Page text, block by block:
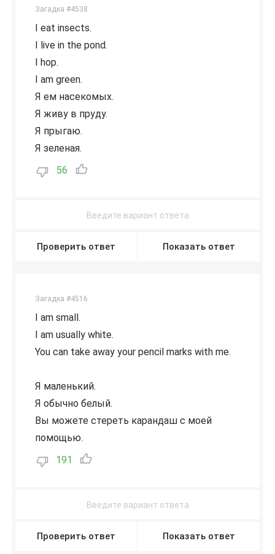
Загадка #4538
I eat insects.
I live in the pond.
I hop.
I am green.
Я ем насекомых.
Я живу в пруду.
Я прыгаю.
Я зеленая.
56
Проверить ответ Показать ответ
Загадка #4516
I am small.
I am usually white.
You can take away your pencil marks with me.
Я маленький.
Я обычно белый.
Вы можете стереть карандаш с моей
помощью.
191
Проверить ответ Показать ответ